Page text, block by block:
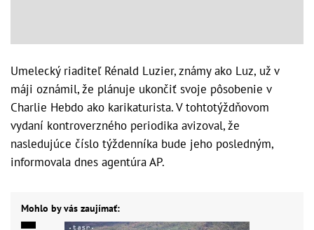
Umelecký riaditeľ Rénald Luzier, známy ako Luz, už v
máji oznámil, že plánuje ukončiť svoje pôsobenie v
Charlie Hebdo ako karikaturista. V tohtotýždňovom
vydaní kontroverzného periodika avizoval, že
nasledujúce číslo týždenníka bude jeho posledným,
informovala dnes agentúra AP.
Mohlo by vás zaujímať: